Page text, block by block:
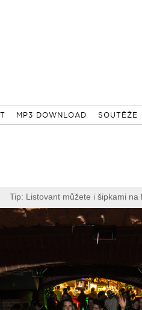
MP3 DOWNLOAD SOUTĚŽE
Tip: Listovant můžete i šipkami na